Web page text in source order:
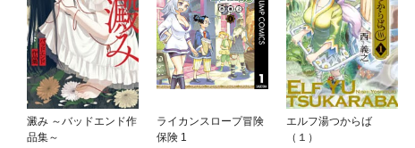
澱み ～バッドエンド作
品集～
ライカンスロープ冒険
保険 1
エルフ湯つからば
（１）